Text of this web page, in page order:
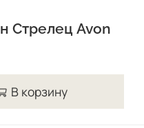
Стрелец Avon
В корзину